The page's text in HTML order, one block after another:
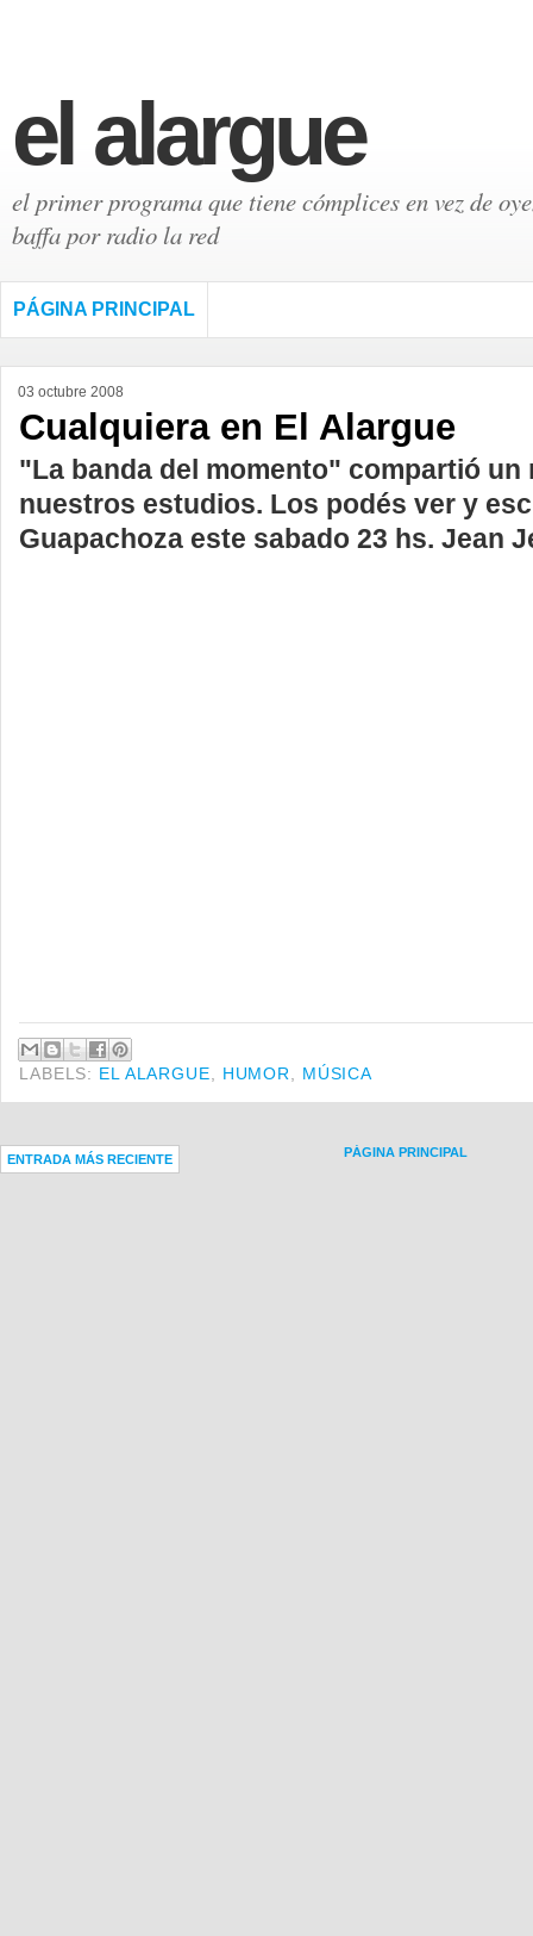
el alargue
el primer programa que tiene cómplices en vez de
baffa por radio la red
PÁGINA PRINCIPAL
03 octubre 2008
Cualquiera en El Alargue
"La banda del momento" compartió un
nuestros estudios. Los podés ver y
Guapachoza este sabado 23 hs. Jean
LABELS: EL ALARGUE HUMOR MÚSICA
ENTRADA MÁS RECIENTE PÁGINA PRINCIPAL